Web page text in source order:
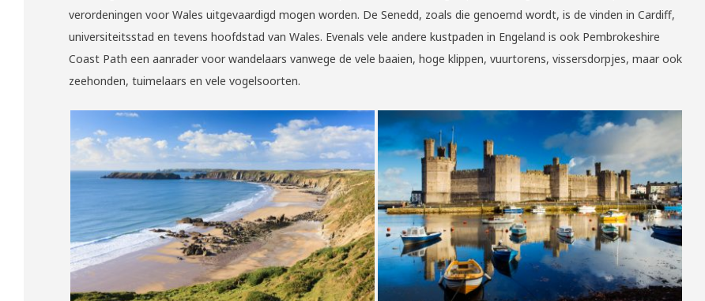
verordeningen voor Wales uitgevaardigd mogen worden. De Senedd, zoals die genoemd wordt, is de vinden in Cardiff,
universiteitsstad en tevens hoofdstad van Wales. Evenals vele andere kustpaden in Engeland is ook Pembrokeshire
Coast Path een aanrader voor wandelaars vanwege de vele baaien, hoge klippen, vuurtorens, vissersdorpjes, maar ook
zeehonden, tuimelaars en vele vogelsoorten.